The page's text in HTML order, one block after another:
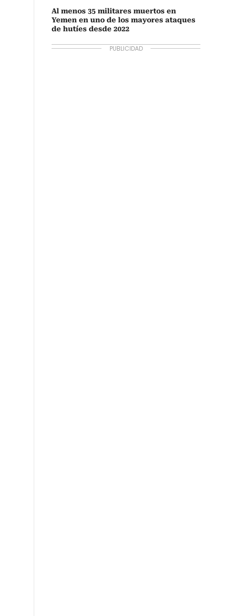
Al menos 35 militares muertos en
Yemen en uno de los mayores ataques
de hutíes desde 2022